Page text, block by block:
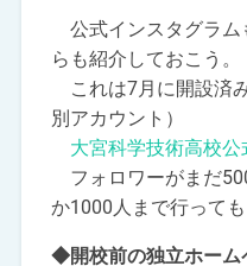
公式インスタグラム
らも紹介しておこう。
これは7月に開設済
別アカウント）
大宮科学技術高校
フォロワーがまだ
か1000人まで行っても
◆開校前の独立ホーム